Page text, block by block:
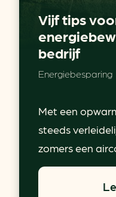
Vijf tips
bedrijf
Energiebesparing
Met een
steeds
zomers een